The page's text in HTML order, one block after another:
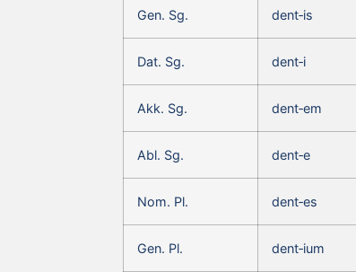
Gen. Sg. dent‑is
Dat. Sg. dent‑i
Akk. Sg. dent‑em
Abl. Sg. dent‑e
Nom. Pl. dent‑es
Gen. Pl. dent‑ium